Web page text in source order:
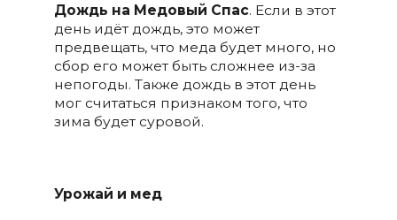
Дождь на Медовый Спас. Если в этот
день идёт дождь, это может
предвещать, что меда будет много, но
сбор его может быть сложнее из-за
непогоды. Также дождь в этот день
мог считаться признаком того, что
зима будет суровой.
Урожай и мед